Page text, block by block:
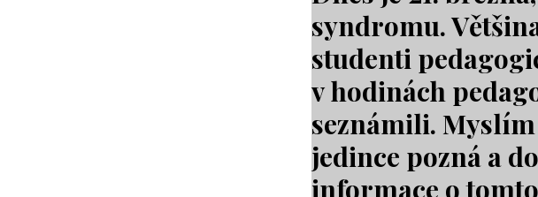
syndromu.
studenti
v hodinách
seznámili. Myslím
jedince pozná a
informace o